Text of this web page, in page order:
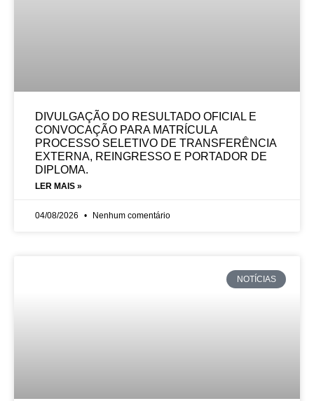
DIVULGAÇÃO DO RESULTADO OFICIAL E
CONVOCAÇÃO PARA MATRÍCULA
PROCESSO SELETIVO DE TRANSFERÊNCIA
EXTERNA, REINGRESSO E PORTADOR DE
DIPLOMA.
LER MAIS »
04/08/2026 Nenhum comentário
NOTÍCIAS